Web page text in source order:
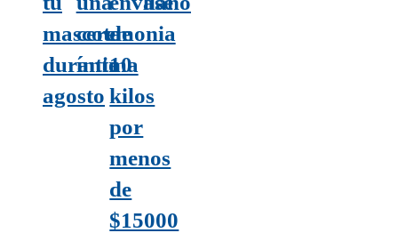
mascota
durante
agosto
ceremonia
íntima
de
10
kilos
por
menos
de
$15000